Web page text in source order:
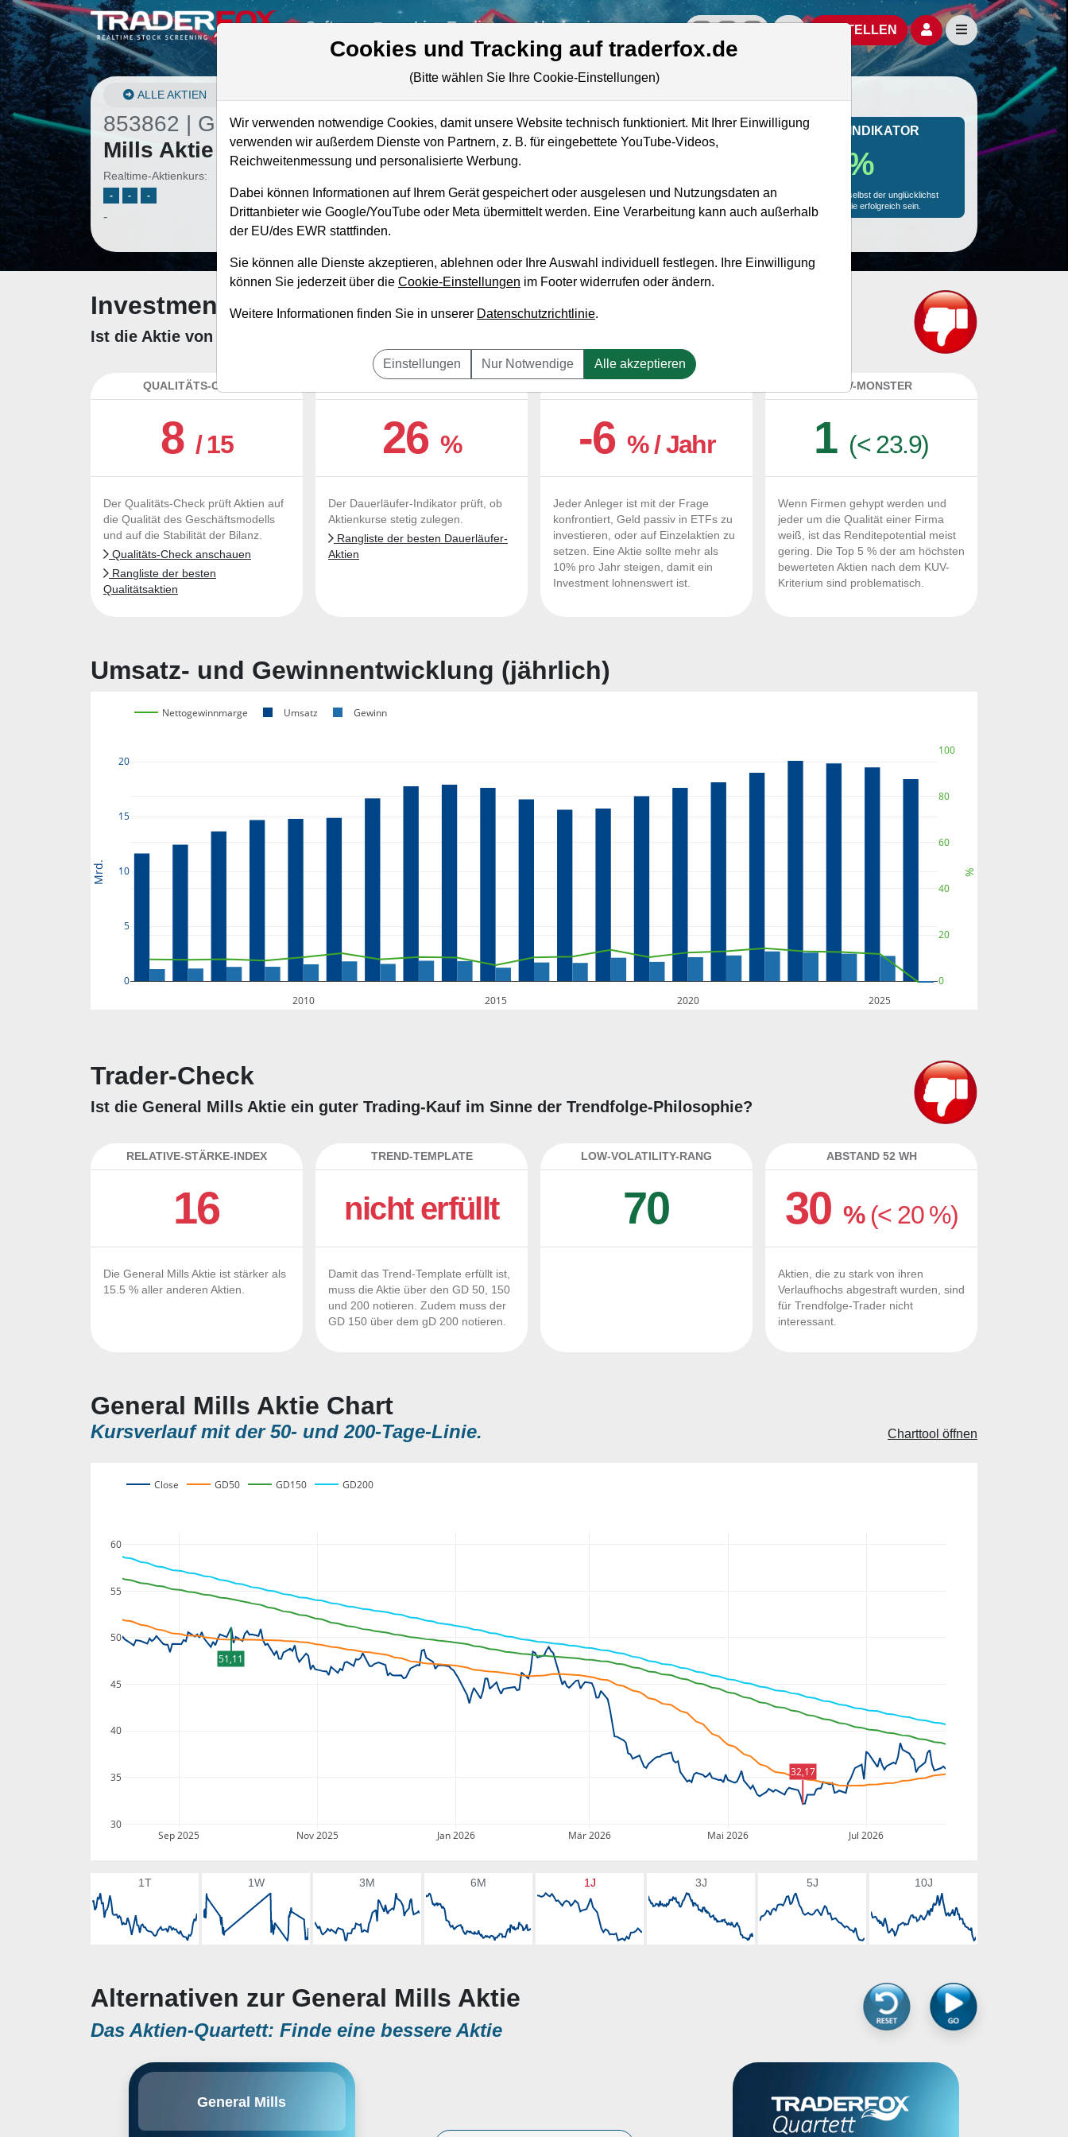
Software Live-Trading Akademie offizielle Social Media-AccountsAktien- und Artikelsuche öffnen
BESTELLEN Seitennavigation
ALLE AKTIEN
853862 | GIS–General
Mills Aktie
Realtime-Aktienkurs:
- - -
-
Marktkapitalisierung 19,17 Mrd. USD
Unternehmenswert
Umsatz 18,42 Mrd. USD
MONKEY-TRADER INDIKATOR
14.0 %
Mit 14.0 % Wahrscheinlichkeit wird selbst der unglücklichst
agierende Trader mit dieser Aktie erfolgreich sein.
Investment-Check: Kaufempfehlung?
Ist die Aktie von General Mills zum Kaufen und Liegenlassen geeignet?
QUALITÄTS-CHECK
8 / 15
Der Qualitäts-Check prüft Aktien auf
die Qualität des Geschäftsmodells
und auf die Stabilität der Bilanz.
Qualitäts-Check anschauen
Rangliste der besten
Qualitätsaktien
26 %
Der Dauerläufer-Indikator prüft, ob
Aktienkurse stetig zulegen.
Rangliste der besten Dauerläufer-
Aktien
-6 % / Jahr
Jeder Anleger ist mit der Frage
konfrontiert, Geld passiv in ETFs zu
investieren, oder auf Einzelaktien zu
setzen. Eine Aktie sollte mehr als
10% pro Jahr steigen, damit ein
Investment lohnenswert ist.
KUV-MONSTER
1 (< 23.9)
Wenn Firmen gehypt werden und
jeder um die Qualität einer Firma
weiß, ist das Renditepotential meist
gering. Die Top 5 % der am höchsten
bewerteten Aktien nach dem KUV-
Kriterium sind problematisch.
Umsatz- und Gewinnentwicklung (jährlich)
2010 2015 2020 2025
0
5
10
15
20
0
20
40
60
80
100
Nettogewinnmarge Umsatz Gewinn
Mrd. %
Trader-Check
Ist die General Mills Aktie ein guter Trading-Kauf im Sinne der Trendfolge-Philosophie?
RELATIVE-STÄRKE-INDEX
16
Die General Mills Aktie ist stärker als
15.5 % aller anderen Aktien.
TREND-TEMPLATE
nicht erfüllt
Damit das Trend-Template erfüllt ist,
muss die Aktie über den GD 50, 150
und 200 notieren. Zudem muss der
GD 150 über dem gD 200 notieren.
LOW-VOLATILITY-RANG
70
ABSTAND 52 WH
30% (< 20 %)
Aktien, die zu stark von ihren
Verlaufhochs abgestraft wurden, sind
für Trendfolge-Trader nicht
interessant.
General Mills Aktie Chart
Kursverlauf mit der 50- und 200-Tage-Linie. Charttool öffnen
Sep 2025 Nov 2025 Jan 2026 Mär 2026 Mai 2026 Jul 2026
30
35
40
45
50
55
60
Close GD50 GD150 GD200
51,11
32,17
1T 1W 3M 6M 1J 3J 5J 10J
Alternativen zur General Mills Aktie
Das Aktien-Quartett: Finde eine bessere Aktie
General Mills
führendes Unternehmen für
Snacks, Müsli, Fertiggerichte,
Cookies und Tracking auf traderfox.de
(Bitte wählen Sie Ihre Cookie-Einstellungen)
Wir verwenden notwendige Cookies, damit unsere Website technisch funktioniert. Mit Ihrer Einwilligung
verwenden wir außerdem Dienste von Partnern, z. B. für eingebettete YouTube-Videos,
Reichweitenmessung und personalisierte Werbung.
Dabei können Informationen auf Ihrem Gerät gespeichert oder ausgelesen und Nutzungsdaten an
Drittanbieter wie Google/YouTube oder Meta übermittelt werden. Eine Verarbeitung kann auch außerhalb
der EU/des EWR stattfinden.
Sie können alle Dienste akzeptieren, ablehnen oder Ihre Auswahl individuell festlegen. Ihre Einwilligung
können Sie jederzeit über die Cookie-Einstellungen im Footer widerrufen oder ändern.
Weitere Informationen finden Sie in unserer Datenschutzrichtlinie.
Einstellungen Nur Notwendige Alle akzeptieren